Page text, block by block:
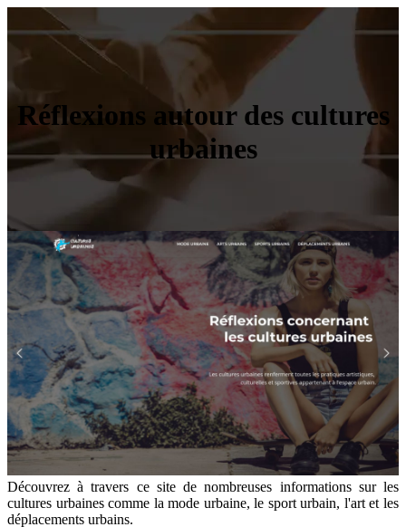
Réflexions autour des cultures
urbaines
Découvrez à travers ce site de nombreuses informations sur les
cultures urbaines comme la mode urbaine, le sport urbain, l'art et les
déplacements urbains.